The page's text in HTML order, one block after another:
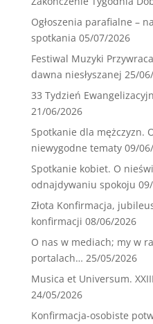
Ogłoszenia parafialne –
spotkania 05/07/2026
Festiwal Muzyki
dawna niesłyszanej 25/
33 Tydzień
21/06/2026
Spotkanie dla mężczyzn.
niewygodne tematy 09/
Spotkanie kobiet. O
odnajdywaniu spokoju
Złota Konfirmacja,
konfirmacji 08/06/2026
O nas w mediach; my w
portalach… 25/05/2026
Musica et Universum.
24/05/2026
Konfirmacja-osobiste